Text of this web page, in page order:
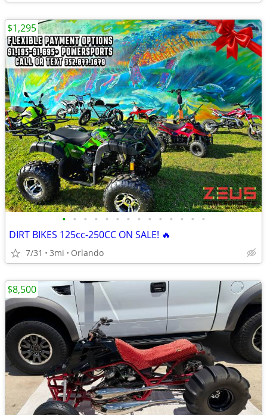
• • • • • • • • • • • • • •
DIRT BIKES 125cc-250CC ON SALE! 🔥
7/31 3mi Orlando
$1,295
$8,500